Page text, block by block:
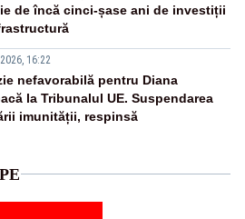
de încă cinci-șase ani de investiții
16:22
nefavorabilă pentru Diana
la Tribunalul UE. Suspendarea
imunității, respinsă